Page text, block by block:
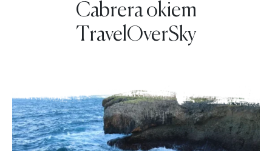
Cabrera okiem
TravelOverSky